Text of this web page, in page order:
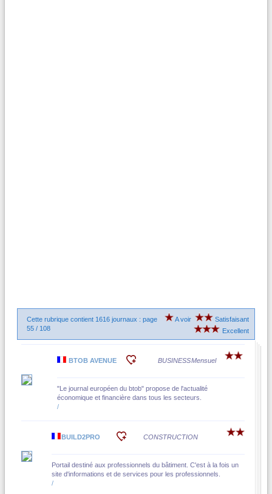
Cette rubrique contient 1616 journaux : page
55 / 108
A voir
Satisfaisant
Excellent
BTOB AVENUE BUSINESSMensuel
"Le journal européen du btob" propose de l'actualité
économique et financière dans tous les secteurs.
/
BUILD2PRO CONSTRUCTION
Portail destiné aux professionnels du bâtiment. C'est à la fois un
site d'informations et de services pour les professionnels.
/